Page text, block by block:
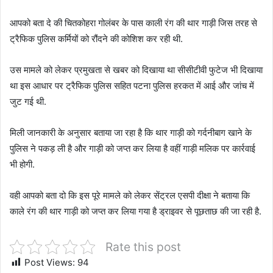
आपको बता दे की चितकोहरा गोलंबर के पास काली रंग की थार गाड़ी जिस तरह से
ट्रैफिक पुलिस कर्मियों को रौंदने की कोशिश कर रही थी.
उस मामले को लेकर प्रमुखता से खबर को दिखाया था सीसीटीवी फुटेज भी दिखाया
था इस आधार पर ट्रैफिक पुलिस सहित पटना पुलिस हरकत में आई और जांच में
जुट गई थी.
मिली जानकारी के अनुसार बताया जा रहा है कि थार गाड़ी को गर्दनीबाग खाने के
पुलिस ने पकड़ ली है और गाड़ी को जप्त कर लिया है वहीं गाड़ी मलिक पर कार्रवाई
भी होगी.
वही आपको बता दो कि इस पूरे मामले को लेकर सेंट्रल एसपी दीक्षा ने बताया कि
काले रंग की थार गाड़ी को जप्त कर लिया गया है ड्राइवर से पूछताछ की जा रही है.
Rate this post
Post Views: 94